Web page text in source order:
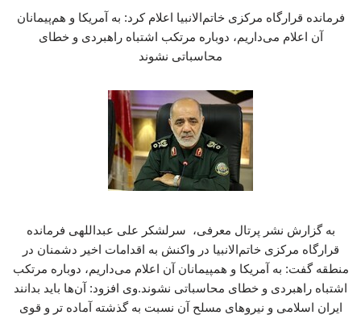
فرمانده قرارگاه مرکزی خاتم‌الانبیا اعلام کرد: به آمریکا و هم‌پیمانان
آن اعلام می‌داریم، دوباره مرتکب اشتباه راهبردی و خطای
محاسباتی نشوند
به گزارش نشر پرتال معرفی، سرلشکر علی عبداللهی فرمانده
قرارگاه مرکزی خاتم‌الانبیا در واکنش به اقدامات اخیر دشمنان در
منطقه گفت: به آمریکا و همپیمانان آن اعلام می‌داریم، دوباره مرتکب
اشتباه راهبردی و خطای محاسباتی نشوند.وی افزود: آن‌ها باید بدانند
ایران اسلامی و نیروهای مسلح آن نسبت به گذشته آماده تر و قوی